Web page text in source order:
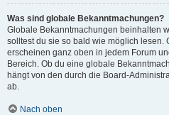
Was sind globale Bekanntmachungen?
Globale Bekanntmachungen beinhalten
solltest du sie so bald wie möglich lesen.
erscheinen ganz oben in jedem Forum
Bereich. Ob du eine globale
hängt von den durch die Board-
ab.
Nach oben